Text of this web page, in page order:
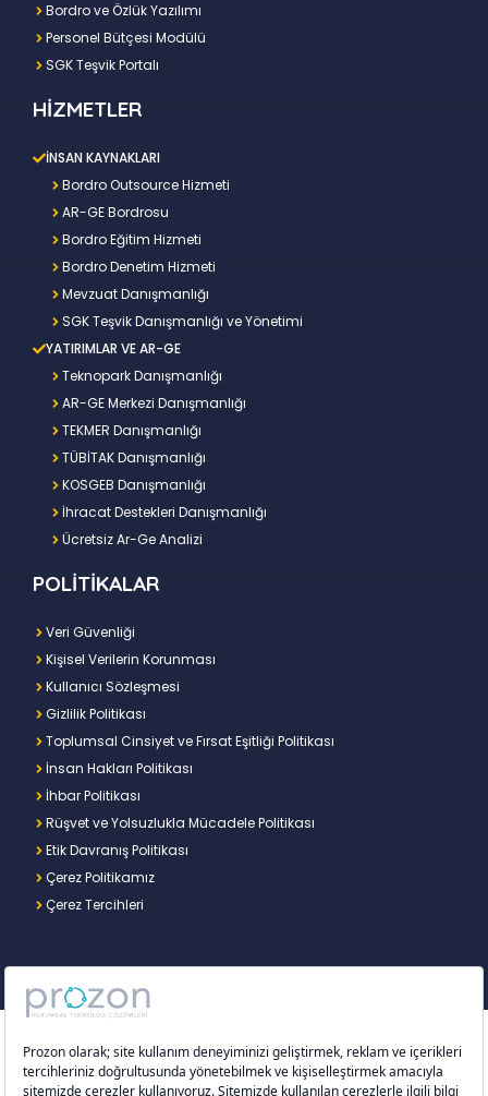
Bordro ve Özlük Yazılımı
Personel Bütçesi Modülü
SGK Teşvik Portalı
HİZMETLER
İNSAN KAYNAKLARI
Bordro Outsource Hizmeti
AR-GE Bordrosu
Bordro Eğitim Hizmeti
Bordro Denetim Hizmeti
Mevzuat Danışmanlığı
SGK Teşvik Danışmanlığı ve Yönetimi
YATIRIMLAR VE AR-GE
Teknopark Danışmanlığı
AR-GE Merkezi Danışmanlığı
TEKMER Danışmanlığı
TÜBİTAK Danışmanlığı
KOSGEB Danışmanlığı
İhracat Destekleri Danışmanlığı
Ücretsiz Ar-Ge Analizi
POLİTİKALAR
Veri Güvenliği
Kişisel Verilerin Korunması
Kullanıcı Sözleşmesi
Gizlilik Politikası
Toplumsal Cinsiyet ve Fırsat Eşitliği Politikası
İnsan Hakları Politikası
İhbar Politikası
Rüşvet ve Yolsuzlukla Mücadele Politikası
Etik Davranış Politikası
Çerez Politikamız
Çerez Tercihleri
Copyright © 2026 – Prozon. Prozon markası ve
Prozon Kurumsal Teknoloji Çözümleri Anonim